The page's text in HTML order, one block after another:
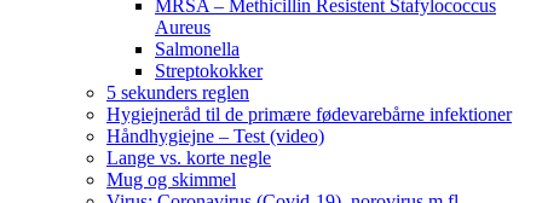
MRSA – Methicillin Resistent Stafylococcus
Aureus
Salmonella
Streptokokker
5 sekunders reglen
Hygiejneråd til de primære fødevarebårne infektioner
Håndhygiejne – Test (video)
Lange vs. korte negle
Mug og skimmel